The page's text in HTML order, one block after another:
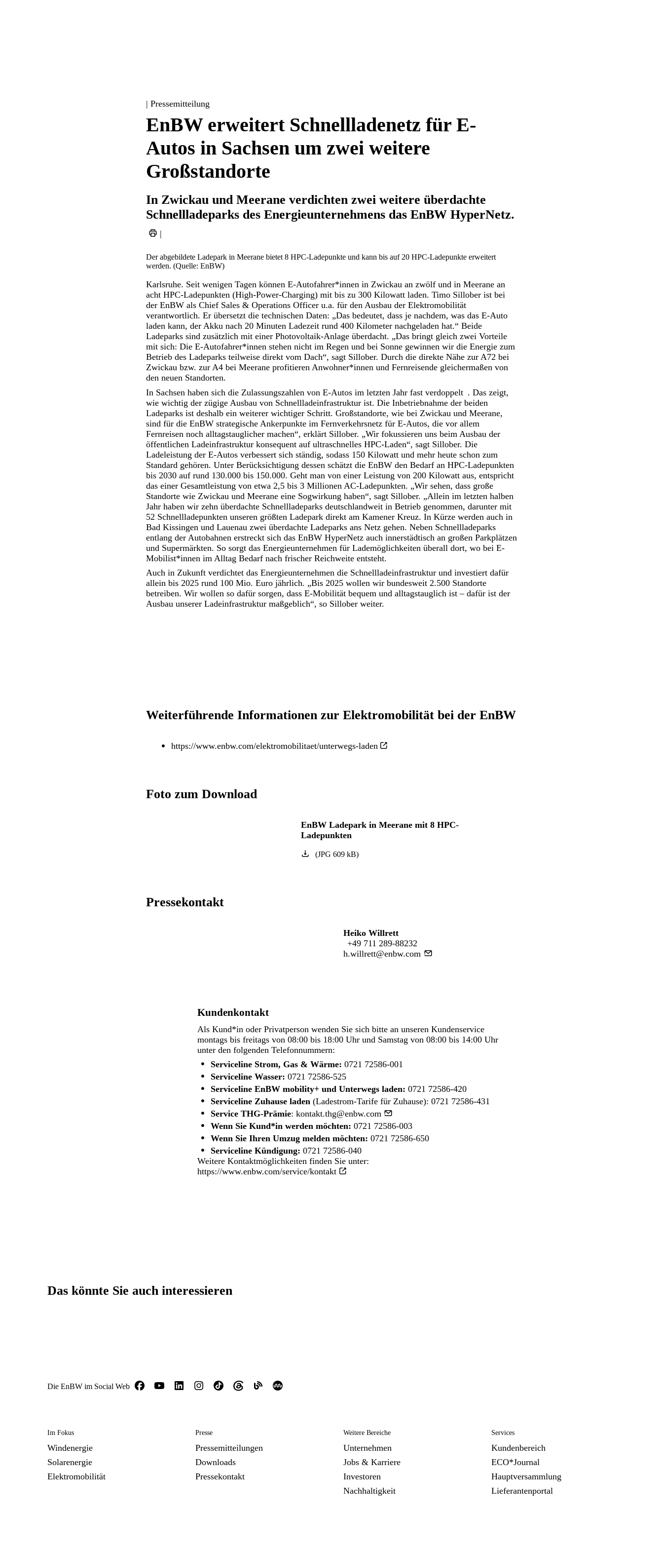
| Pressemitteilung
EnBW erweitert Schnellladenetz für E-
Autos in Sachsen um zwei weitere
Großstandorte
In Zwickau und Meerane verdichten zwei weitere überdachte
Schnellladeparks des Energieunternehmens das EnBW HyperNetz.
|
Der abgebildete Ladepark in Meerane bietet 8 HPC-Ladepunkte und kann bis auf 20 HPC-Ladepunkte erweitert
werden. (Quelle: EnBW)
Karlsruhe. Seit wenigen Tagen können E-Autofahrer*innen in Zwickau an zwölf und in Meerane an
acht HPC-Ladepunkten (High-Power-Charging) mit bis zu 300 Kilowatt laden. Timo Sillober ist bei
der EnBW als Chief Sales & Operations Officer u.a. für den Ausbau der Elektromobilität
verantwortlich. Er übersetzt die technischen Daten: „Das bedeutet, dass je nachdem, was das E-Auto
laden kann, der Akku nach 20 Minuten Ladezeit rund 400 Kilometer nachgeladen hat.“ Beide
Ladeparks sind zusätzlich mit einer Photovoltaik-Anlage überdacht. „Das bringt gleich zwei Vorteile
mit sich: Die E-Autofahrer*innen stehen nicht im Regen und bei Sonne gewinnen wir die Energie zum
Betrieb des Ladeparks teilweise direkt vom Dach“, sagt Sillober. Durch die direkte Nähe zur A72 bei
Zwickau bzw. zur A4 bei Meerane profitieren Anwohner*innen und Fernreisende gleichermaßen von
den neuen Standorten.
In Sachsen haben sich die Zulassungszahlen von E-Autos im letzten Jahr fast verdoppelt . Das zeigt,
wie wichtig der zügige Ausbau von Schnellladeinfrastruktur ist. Die Inbetriebnahme der beiden
Ladeparks ist deshalb ein weiterer wichtiger Schritt. Großstandorte, wie bei Zwickau und Meerane,
sind für die EnBW strategische Ankerpunkte im Fernverkehrsnetz für E-Autos, die vor allem
Fernreisen noch alltagstauglicher machen“, erklärt Sillober. „Wir fokussieren uns beim Ausbau der
öffentlichen Ladeinfrastruktur konsequent auf ultraschnelles HPC-Laden“, sagt Sillober. Die
Ladeleistung der E-Autos verbessert sich ständig, sodass 150 Kilowatt und mehr heute schon zum
Standard gehören. Unter Berücksichtigung dessen schätzt die EnBW den Bedarf an HPC-Ladepunkten
bis 2030 auf rund 130.000 bis 150.000. Geht man von einer Leistung von 200 Kilowatt aus, entspricht
das einer Gesamtleistung von etwa 2,5 bis 3 Millionen AC-Ladepunkten. „Wir sehen, dass große
Standorte wie Zwickau und Meerane eine Sogwirkung haben“, sagt Sillober. „Allein im letzten halben
Jahr haben wir zehn überdachte Schnellladeparks deutschlandweit in Betrieb genommen, darunter mit
52 Schnellladepunkten unseren größten Ladepark direkt am Kamener Kreuz. In Kürze werden auch in
Bad Kissingen und Lauenau zwei überdachte Ladeparks ans Netz gehen. Neben Schnellladeparks
entlang der Autobahnen erstreckt sich das EnBW HyperNetz auch innerstädtisch an großen Parkplätzen
und Supermärkten. So sorgt das Energieunternehmen für Lademöglichkeiten überall dort, wo bei E-
Mobilist*innen im Alltag Bedarf nach frischer Reichweite entsteht.
Auch in Zukunft verdichtet das Energieunternehmen die Schnellladeinfrastruktur und investiert dafür
allein bis 2025 rund 100 Mio. Euro jährlich. „Bis 2025 wollen wir bundesweit 2.500 Standorte
betreiben. Wir wollen so dafür sorgen, dass E-Mobilität bequem und alltagstauglich ist – dafür ist der
Ausbau unserer Ladeinfrastruktur maßgeblich“, so Sillober weiter.
Weiterführende Informationen zur Elektromobilität bei der EnBW
https://www.enbw.com/elektromobilitaet/unterwegs-laden
Foto zum Download
EnBW Ladepark in Meerane mit 8 HPC-
Ladepunkten
(JPG 609 kB)
Pressekontakt
Heiko Willrett
+49 711 289-88232
h.willrett@enbw.com
Kundenkontakt
Als Kund*in oder Privatperson wenden Sie sich bitte an unseren Kundenservice
montags bis freitags von 08:00 bis 18:00 Uhr und Samstag von 08:00 bis 14:00 Uhr
unter den folgenden Telefonnummern:
Serviceline Strom, Gas & Wärme: 0721 72586-001
Serviceline Wasser: 0721 72586-525
Serviceline EnBW mobility+ und Unterwegs laden: 0721 72586-420
Serviceline Zuhause laden (Ladestrom-Tarife für Zuhause): 0721 72586-431
Service THG-Prämie: kontakt.thg@enbw.com
Wenn Sie Kund*in werden möchten: 0721 72586-003
Wenn Sie Ihren Umzug melden möchten: 0721 72586-650
Serviceline Kündigung: 0721 72586-040
Weitere Kontaktmöglichkeiten finden Sie unter:
https://www.enbw.com/service/kontakt
Das könnte Sie auch interessieren
Die EnBW im Social Web
Im Fokus
Windenergie
Solarenergie
Elektromobilität
Presse
Pressemitteilungen
Downloads
Pressekontakt
Weitere Bereiche
Unternehmen
Jobs & Karriere
Investoren
Nachhaltigkeit
Services
Kundenbereich
ECO*Journal
Hauptversammlung
Lieferantenportal